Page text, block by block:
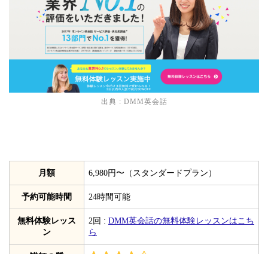
出典 : DMM英会話
月額 6,980円〜（スタンダードプラン）
予約可能時間 24時間可能
無料体験レッス
ン
2回 : DMM英会話の無料体験レッスンはこち
ら